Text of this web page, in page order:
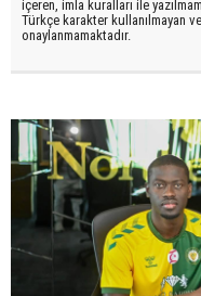
içeren, imla kuralları ile
Türkçe karakter kullanılmayan
onaylanmamaktadır.